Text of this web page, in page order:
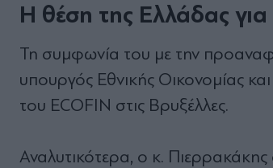
Η θέση της Ελλάδας
Τη συμφωνία του με την
υπουργός Εθνικής Οικονομίας
του ECOFIN στις Βρυξέλλες.
Αναλυτικότερα, ο κ.